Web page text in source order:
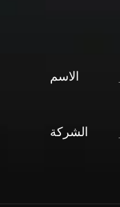
الاسم
الشركة